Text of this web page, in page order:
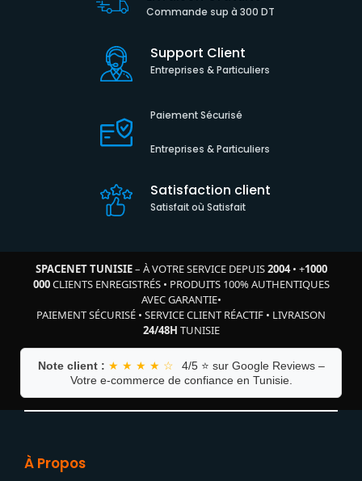
Commande sup à 300 DT
Support Client
Entreprises & Particuliers
Paiement Sécurisé
Entreprises & Particuliers
Satisfaction client
Satisfait où Satisfait
SPACENET TUNISIE– À VOTRE SERVICE DEPUIS2004• +1000
000CLIENTS ENREGISTRÉS• PRODUITS 100% AUTHENTIQUES
AVEC GARANTIE•
PAIEMENT SÉCURISÉ • SERVICE CLIENT RÉACTIF • LIVRAISON
24/48H TUNISIE
Note client : ★ ★ ★ ★ ☆
4/5 ⭐ sur Google Reviews –
Votre e-commerce de confiance en Tunisie.
À Propos